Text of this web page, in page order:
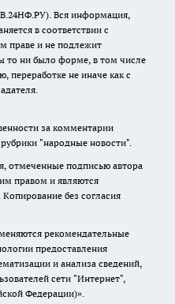
Вся информация,
в соответствии с
праве и не подлежит
то ни было форме, в том числе
переработке не иначе как с
за комментарии
"народные новости".
отмеченные подписью автора
правом и являются
без согласия
рекомендательные
предоставления
и анализа сведений,
сети "Интернет",
Федерации)».